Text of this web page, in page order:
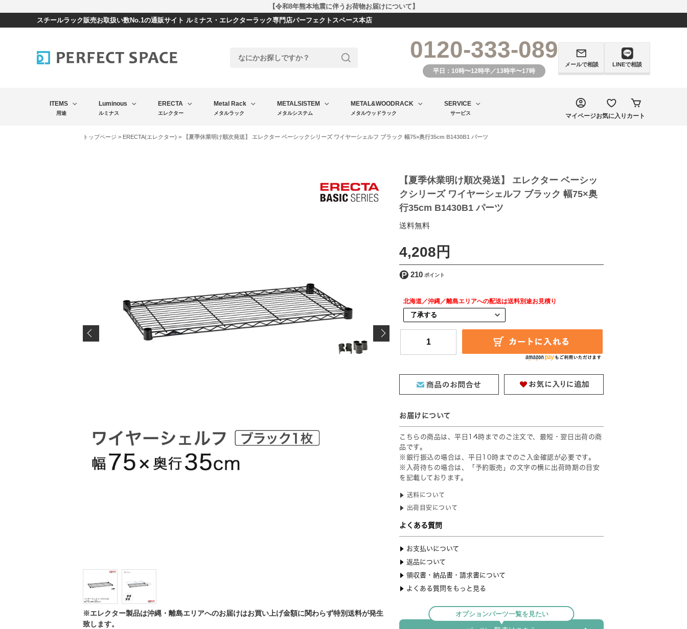
【令和8年熊本地震に伴うお荷物お届けについて】
スチールラック販売お取扱い数No.1の通販サイト ルミナス・エレクターラック専門店パーフェクトスペース本店
0120-333-089
平日：10時〜12時半／13時半〜17時
メールで相談 LINEで相談
ITEMS
用途
Luminous
ルミナス
ERECTA
エレクター
Metal Rack
メタルラック
METALSISTEM
メタルシステム
METAL&WOODRACK
メタルウッドラック
SERVICE
サービス マイページお気に入り カート
トップページ > ERECTA(エレクター) > 【夏季休業明け順次発送】 エレクター ベーシックシリーズ ワイヤーシェルフ ブラック 幅75×奥行35cm B1430B1 パーツ
※エレクター製品は沖縄・離島エリアへのお届けはお買い上げ金額に関わらず特別送料が発生
致します。
【夏季休業明け順次発送】 エレクター ベーシッ
クシリーズ ワイヤーシェルフ ブラック 幅75×奥
行35cm B1430B1 パーツ
4,208円
210
[ 送料込 ]
北海道／沖縄／離島エリアへの配送は送料別途お見積り